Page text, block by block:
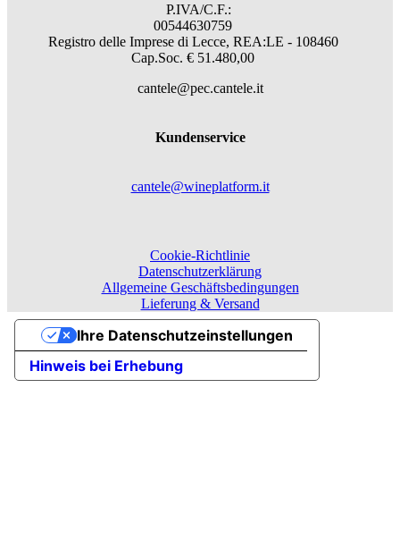
P.IVA/C.F.:
00544630759
Registro delle Imprese di Lecce, REA:LE - 108460
Cap.Soc. € 51.480,00
cantele@pec.cantele.it
Kundenservice
cantele@wineplatform.it
Cookie-Richtlinie
Datenschutzerklärung
Allgemeine Geschäftsbedingungen
Lieferung & Versand
Hinweis bei Erhebung
Ihre Datenschutzeinstellungen